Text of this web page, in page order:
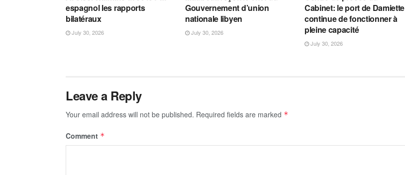
espagnol les rapports
bilatéraux
July 30, 2026
Gouvernement d’union
nationale libyen
July 30, 2026
Cabinet: le port de Damiette
continue de fonctionner à
pleine capacité
July 30, 2026
Leave a Reply
Your email address will not be published. Required fields are marked *
Comment *